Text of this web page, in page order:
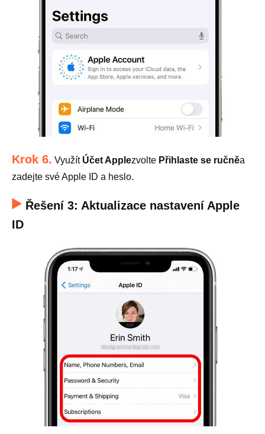
Krok 6. Využít Účet Applezvolte Přihlaste se ručněa
zadejte své Apple ID a heslo.
Řešení 3: Aktualizace nastavení Apple
ID